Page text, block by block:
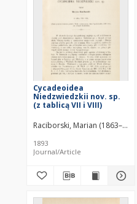
Cycadeoidea
Niedzwiedzkii nov. sp.
(z tablicą VII i VIII)
Raciborski, Marian (1863–1917)
1893
Journal/Article